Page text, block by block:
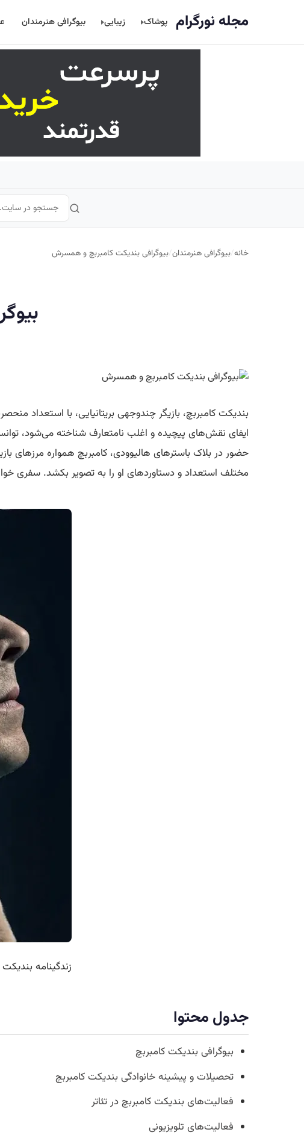
مجله نورگرام پوشاک زیبایی بیوگرافی هنرمندان
خانه/بیوگرافی هنرمندان/بیوگرافی بندیکت کامبربچ و همسرش
بندیکت کامبربچ، بازیگر چندوجهی بریتانیایی، با استعداد
ایفای نقش‌های پیچیده و اغلب نامتعارف شناخته می‌شود،
حضور در بلاک باسترهای هالیوودی، کامبربچ همواره مرزهای
مختلف استعداد و دستاوردهای او را به تصویر بکشد.
زندگینامه
جدول محتوا
بیوگرافی بندیکت کامبربچ
تحصیلات و پیشینه خانوادگی بندیکت کامبربچ
فعالیت‌های بندیکت کامبربچ در تئاتر
فعالیت‌های تلویزیونی